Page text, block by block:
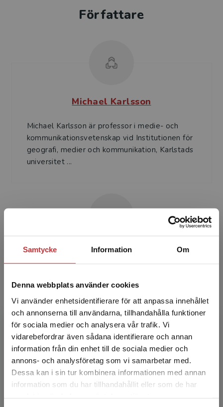
Samtycke Information Om
Denna webbplats använder cookies
Vi använder enhetsidentifierare för att anpassa innehållet
och annonserna till användarna, tillhandahålla funktioner
för sociala medier och analysera vår trafik. Vi
vidarebefordrar även sådana identifierare och annan
information från din enhet till de sociala medier och
annons- och analysföretag som vi samarbetar med.
Dessa kan i sin tur kombinera informationen med annan
information som du har tillhandahållit eller som de har
Begränsad fraktregion
Det verkar som att du besöker
studentlitteratur.se via en enhet utanför Sverige.
Författare
Michael Karlsson
Michael Karlsson är professor i medie- och
kommunikationsvetenskap vid Institutionen för
geografi, medier och kommunikation, Karlstads
universitet ...
Jesper Strömbäck
politisk kommunikation vid Institutionen för
journalistik, medier och kommunikation,
Göteborgs uni...